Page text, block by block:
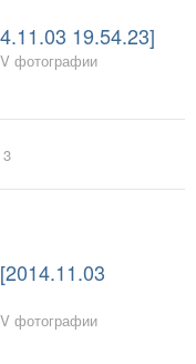
19.54.23]
фотографии
3
фотографии